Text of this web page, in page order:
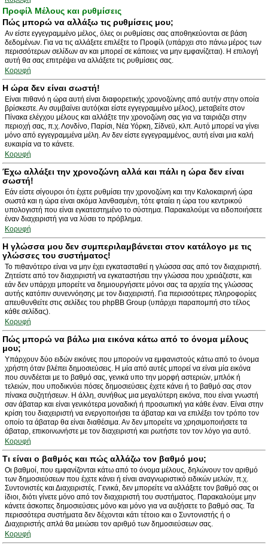
Προφίλ Μέλους και ρυθμίσεις
Πώς μπορώ να αλλάξω τις ρυθμίσεις μου;
Αν είστε εγγεγραμμένο μέλος, όλες οι ρυθμίσεις σας αποθηκεύονται σε βάση
δεδομένων. Για να τις αλλάξετε επιλέξτε το Προφίλ (υπάρχει στο πάνω μέρος των
περισσότερων σελίδων αν και μπορεί σε κάποιες να μην εμφανίζεται). Η επιλογή
αυτή θα σας επιτρέψει να αλλάξετε τις ρυθμίσεις σας.
Κορυφή
Η ώρα δεν είναι σωστή!
Είναι πιθανό η ώρα αυτή είναι διαφορετικής χρονοζώνης από αυτήν στην οποία
βρίσκεστε. Αν συμβαίνει αυτό(και είστε εγγεγραμμένο μέλος), μεταβείτε στον
Πίνακα ελέγχου μέλους και αλλάξτε την χρονοζώνη σας για να ταιριάζει στην
περιοχή σας, π.χ. Λονδίνο, Παρίσι, Νέα Υόρκη, Σίδνεϋ, κλπ. Αυτό μπορεί να γίνει
μόνο από εγγεγραμμένα μέλη. Αν δεν είστε εγγεγραμμένος, αυτή είναι μια καλή
ευκαιρία να το κάνετε.
Κορυφή
Έχω αλλάξει την χρονοζώνη αλλά και πάλι η ώρα δεν είναι
σωστή!
Εάν είστε σίγουροι ότι έχετε ρυθμίσει την χρονοζώνη και την Καλοκαιρινή ώρα
σωστά και η ώρα είναι ακόμα λανθασμένη, τότε φταίει η ώρα του κεντρικού
υπολογιστή που είναι εγκατεστημένο το σύστημα. Παρακαλούμε να ειδοποιήσετε
έναν διαχειριστή για να λύσει το πρόβλημα.
Κορυφή
Η γλώσσα μου δεν συμπεριλαμβάνεται στον κατάλογο με τις
γλώσσες του συστήματος!
Το πιθανότερο είναι να μην έχει εγκατασταθεί η γλώσσα σας από τον διαχειριστή.
Ζητείστε από τον διαχειριστή να εγκαταστήσει την γλώσσα που χρειάζεστε, και
εάν δεν υπάρχει μπορείτε να δημιουργήσετε μόνοι σας τα αρχεία της γλώσσας
αυτής κατόπιν συνεννόησης με τον διαχειριστή. Για περισσότερες πληροφορίες
απευθυνθείτε στις σελίδες του phpBB Group (υπάρχει παραπομπή στο τέλος
κάθε σελίδας).
Κορυφή
Πώς μπορώ να βάλω μια εικόνα κάτω από το όνομα μέλους
μου;
Υπάρχουν δύο ειδών εικόνες που μπορούν να εμφανιστούς κάτω από το όνομα
χρήστη όταν βλέπει δημοσιεύσεις. Η μία από αυτές μπορεί να είναι μία εικόνα
που συνδέεται με το βαθμό σας, γενικά υπο την μορφή αστεριών, μπλόκ ή
τελειών, που υποδικνύει πόσες δημοσιεύσεις έχετε κάνει ή το βαθμό σας στον
πίνακα συζητήσεων. Η άλλη, συνήθως μια μεγαλύτερη εικόνα, που είναι γνωστή
σαν άβαταρ και είναι γενικότερα μοναδική ή προσωπική για κάθε έναν. Είναι στην
κρίση του διαχειριστή να ενεργοποιήσει τα άβαταρ και να επιλέξει τον τρόπο τον
οποίο τα άβαταρ θα είναι διαθέσιμα. Αν δεν μπορείτε να χρησιμοποιήσετε τα
άβαταρ, επικοινωνήστε με τον διαχειριστή και ρωτήστε τον τον λόγο για αυτό.
Κορυφή
Τι είναι ο βαθμός και πώς αλλάζω τον βαθμό μου;
Οι βαθμοί, που εμφανίζονται κάτω από το όνομα μέλους, δηλώνουν τον αριθμό
των δημοσιεύσεων που έχετε κάνει ή είναι αναγνωριστικό ειδικών μελών, π.χ.
Συντονιστές και Διαχειριστές. Γενικά, δεν μπορείτε να αλλάξετε τον βαθμό σας οι
ίδιοι, διότι γίνετε μόνο από τον διαχειριστή του συστήματος. Παρακαλούμε μην
κάνετε άσκοπες δημοσιεύσεις μόνο και μόνο για να αυξήσετε το βαθμό σας. Τα
περισσότερα συστήματα δεν δέχονται κάτι τέτοιο και ο Συντονιστής ή ο
Διαχειριστής απλά θα μειώσει τον αριθμό των δημοσιεύσεων σας.
Κορυφή